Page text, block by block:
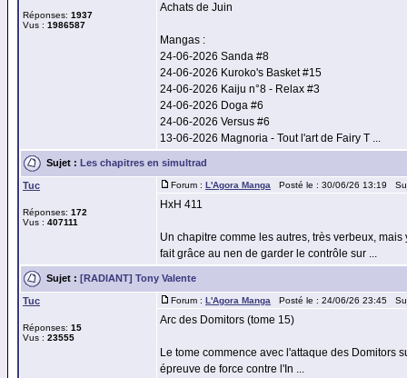
Réponses: 1937
Vus : 1986587
Achats de Juin
Mangas :
24-06-2026 Sanda #8
24-06-2026 Kuroko's Basket #15
24-06-2026 Kaiju n°8 - Relax #3
24-06-2026 Doga #6
24-06-2026 Versus #6
13-06-2026 Magnoria - Tout l'art de Fairy T ...
Sujet : Les chapitres en simultrad
Tuc
Réponses: 172
Vus : 407111
Forum : L'Agora Manga Posté le : 30/06/26 13:19
HxH 411
Un chapitre comme les autres, très verbeux,
fait grâce au nen de garder le contrôle sur ...
Sujet : [RADIANT] Tony Valente
Tuc
Réponses: 15
Vus : 23555
Forum : L'Agora Manga Posté le : 24/06/26 23:45
Arc des Domitors (tome 15)
Le tome commence avec l'attaque des Domitors
épreuve de force contre l'In ...